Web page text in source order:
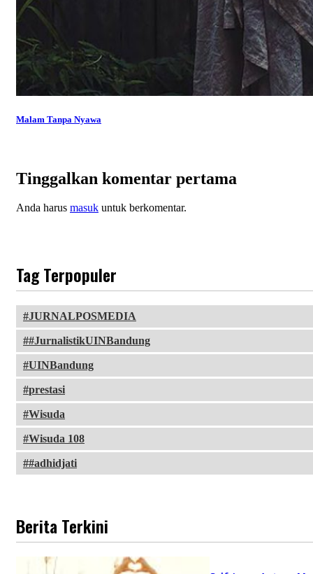
Malam Tanpa Nyawa
Tinggalkan komentar pertama
Anda harus masuk untuk berkomentar.
Tag Terpopuler
JURNALPOSMEDIA
#JurnalistikUINBandung
UINBandung
prestasi
Wisuda
Wisuda 108
#adhidjati
Berita Terkini